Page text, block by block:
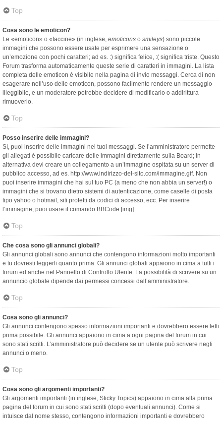
Top
Cosa sono le emoticon?
Le «emoticon» o «faccine» (in inglese, emoticons o smileys) sono piccole
immagini che possono essere usate per esprimere una sensazione o
un’emozione con pochi caratteri; ad es. :) significa felice, :( significa triste. Questo
Forum trasforma automaticamente queste serie di caratteri in immagini. La lista
completa delle emoticon è visibile nella pagina di invio messaggi. Cerca di non
esagerare nell’uso delle emoticon, possono facilmente rendere un messaggio
illeggibile, e un moderatore potrebbe decidere di modificarlo o addirittura
rimuoverlo.
Top
Posso inserire delle immagini?
Sì, puoi inserire delle immagini nei tuoi messaggi. Se l’amministratore permette
gli allegati è possibile caricare delle immagini direttamente sulla Board; in
alternativa devi creare un collegamento a un’immagine ospitata su un server di
pubblico accesso, ad es. http://www.indirizzo-del-sito.com/immagine.gif. Non
puoi inserire immagini che hai sul tuo PC (a meno che non abbia un server!) o
immagini che si trovano dietro sistemi di autenticazione, come caselle di posta
tipo yahoo o hotmail, siti protetti da codici di accesso, ecc. Per inserire
l’immagine, puoi usare il comando BBCode [img].
Top
Che cosa sono gli annunci globali?
Gli annunci globali sono annunci che contengono informazioni molto importanti
e tu dovresti leggerli quanto prima. Gli annunci globali appaiono in cima a tutti i
forum ed anche nel Pannello di Controllo Utente. La possibilità di scrivere su un
annuncio globale dipende dai permessi concessi dall’amministratore.
Top
Cosa sono gli annunci?
Gli annunci contengono spesso informazioni importanti e dovrebbero essere letti
prima possibile. Gli annunci appaiono in cima a ogni pagina del forum in cui
sono stati scritti. L’amministratore può decidere se un utente può scrivere negli
annunci o meno.
Top
Cosa sono gli argomenti importanti?
Gli argomenti importanti (in inglese, Sticky Topics) appaiono in cima alla prima
pagina del forum in cui sono stati scritti (dopo eventuali annunci). Come si
intuisce dal nome stesso, contengono informazioni importanti e dovrebbero